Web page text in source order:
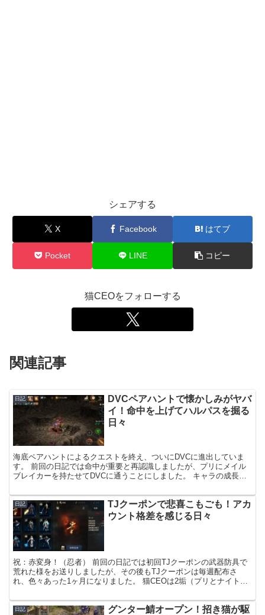
シェアする
X Facebook はてブ
Pocket LINE コピー
猫CEOをフォローする
関連記事
日記
DVCペアハントで懐かしみがヤバ
イ！命中を上げてハルパスを掘る
日々
海底ペアハントによるクエストを終え、ついにDVCに進出していま
す。 前回の日記では命中が重要と再認識しましたが、プリにメイル
ブレイカーを持たせてDVCに通うことにしました。 キャラの成長具
日記
TJクーポンで悲喜こもごも！アカ
ウント格差を感じる日々
祝：赤変身！（忍者） 前回の日記では初回TJクーポンの武器防具で
荒れた様をお送りしましたが、その後もTJクーポンは毎週配布さ
れ、色々あった1ヶ月になりました。 猫CEOは2垢（プリとナイトが
日記
グンター鯖オープン！招き猫が駆